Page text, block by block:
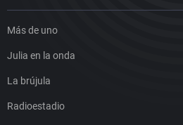
Más de uno
Julia en la onda
La brújula
Radioestadio